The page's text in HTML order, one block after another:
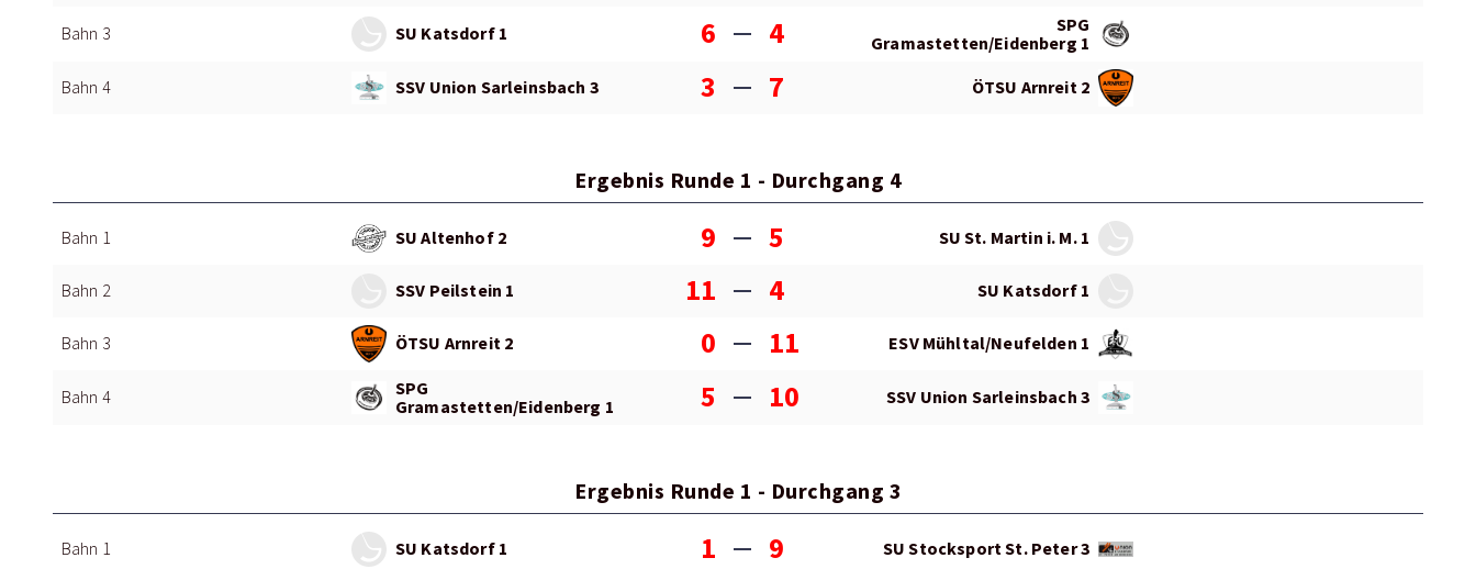
Bahn 3 SU Katsdorf 1 6 4
SPG
Gramastetten/Eidenberg 1
Bahn 4 SSV Union Sarleinsbach 3 3 7 ÖTSU Arnreit 2
Ergebnis Runde 1 - Durchgang 4
Bahn 1 SU Altenhof 2 9 5 SU St. Martin i. M. 1
Bahn 2 SSV Peilstein 1 11 4 SU Katsdorf 1
Bahn 3 ÖTSU Arnreit 2 0 11 ESV Mühltal/Neufelden 1
Bahn 4
SPG
Gramastetten/Eidenberg 1
5 10 SSV Union Sarleinsbach 3
Ergebnis Runde 1 - Durchgang 3
Bahn 1 SU Katsdorf 1 1 9 SU Stocksport St. Peter 3